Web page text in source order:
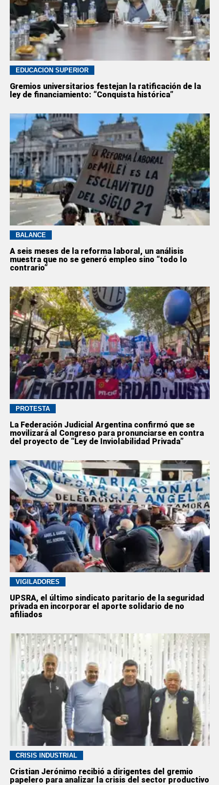
EDUCACION SUPERIOR
Gremios universitarios festejan la ratificación de la
ley de financiamiento: “Conquista histórica”
BALANCE
A seis meses de la reforma laboral, un análisis
muestra que no se generó empleo sino “todo lo
contrario”
PROTESTA
La Federación Judicial Argentina confirmó que se
movilizará al Congreso para pronunciarse en contra
del proyecto de “Ley de Inviolabilidad Privada”
VIGILADORES
UPSRA, el último sindicato paritario de la seguridad
privada en incorporar el aporte solidario de no
afiliados
CRISIS INDUSTRIAL
Cristian Jerónimo recibió a dirigentes del gremio
papelero para analizar la crisis del sector productivo